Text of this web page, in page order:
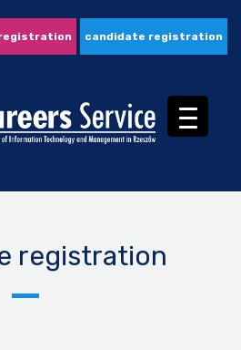
candidate registration
registration